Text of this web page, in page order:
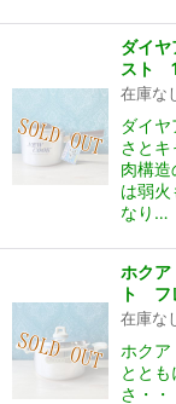
ダイ
スト
在庫な
ダイ
さと
肉構
は弱
なり…
ホク
ト フ
在庫な
ホク
とと
さ・